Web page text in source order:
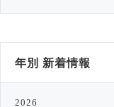
年別 新着情報
2026